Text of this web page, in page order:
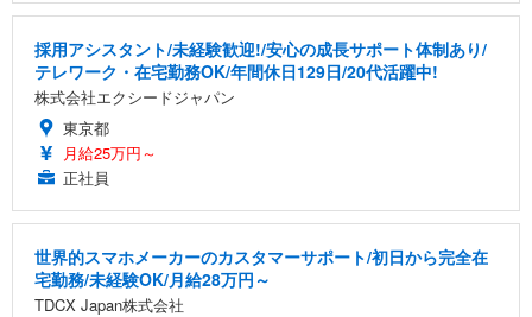
採用アシスタント/未経験歓迎!/安心の成長サポート体制あり/
テレワーク・在宅勤務OK/年間休日129日/20代活躍中!
株式会社エクシードジャパン
東京都
月給25万円～
正社員
世界的スマホメーカーのカスタマーサポート/初日から完全在
宅勤務/未経験OK/月給28万円～
TDCX Japan株式会社